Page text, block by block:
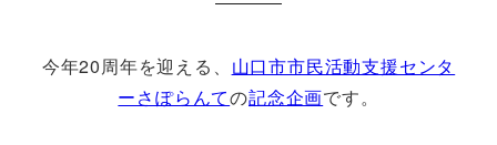
今年20周年を迎える、 山口市市民活動支援センタ
ーさぽらんての記念企画です。